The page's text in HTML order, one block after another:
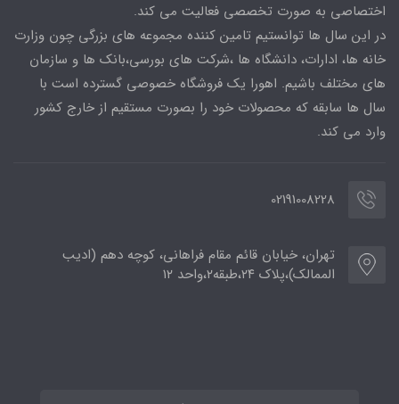
اختصاصی به صورت تخصصی فعالیت می کند.
در این سال ها توانستیم تامین کننده مجموعه های بزرگی چون وزارت
خانه ها، ادارات، دانشگاه ها ،شرکت های بورسی،بانک ها و سازمان
های مختلف باشیم. اهورا یک فروشگاه خصوصی گسترده است با
سال ها سابقه که محصولات خود را بصورت مستقیم از خارج کشور
وارد می کند.
02191008228
تهران، خیابان قائم مقام فراهانی، کوچه دهم (ادیب
الممالک)،پلاک ۲۴،طبقه۲،واحد ۱۲